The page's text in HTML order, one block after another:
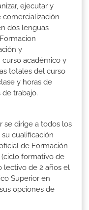
ejecutar y
dos lenguas
y
curso académico y
totales del curso
y horas de
trabajo.
se dirige a todos los
cualificación
de Formación
(ciclo formativo de
lectivo de 2 años el
Superior en
opciones de